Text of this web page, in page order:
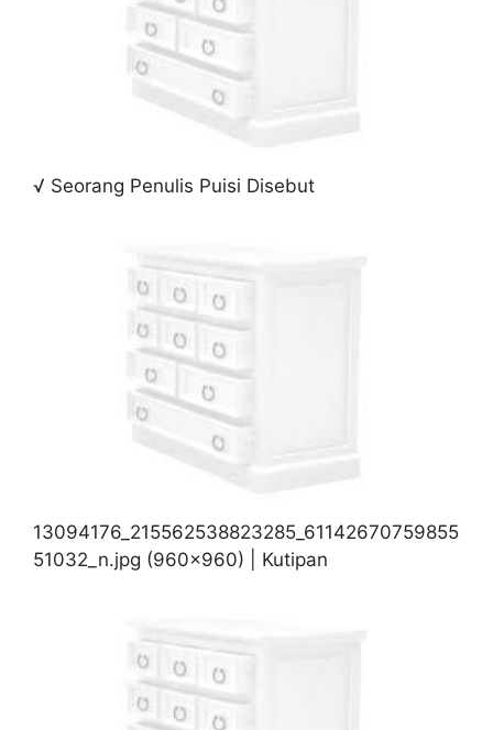
√ Seorang Penulis Puisi Disebut
13094176_215562538823285_61142670759855
51032_n.jpg (960×960) | Kutipan